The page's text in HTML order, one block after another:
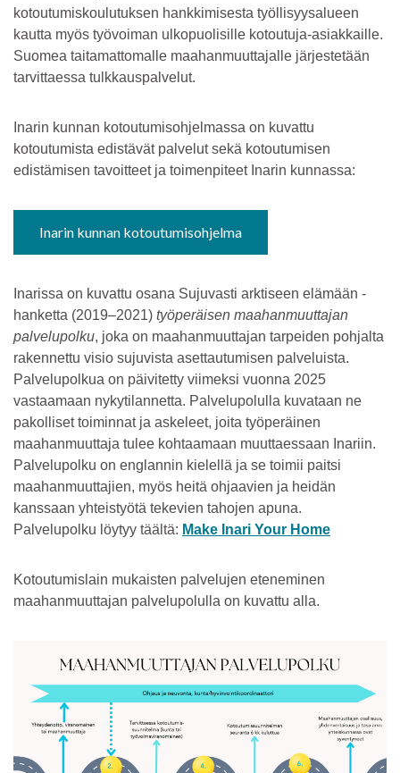
kotoutumiskoulutuksen hankkimisesta työllisyysalueen
kautta myös työvoiman ulkopuolisille kotoutuja-asiakkaille.
Suomea taitamattomalle maahanmuuttajalle järjestetään
tarvittaessa tulkkauspalvelut.
Inarin kunnan kotoutumisohjelmassa on kuvattu
kotoutumista edistävät palvelut sekä kotoutumisen
edistämisen tavoitteet ja toimenpiteet Inarin kunnassa:
Inarin kunnan kotoutumisohjelma
Inarissa on kuvattu osana Sujuvasti arktiseen elämään -
hanketta (2019–2021) työperäisen maahanmuuttajan
palvelupolku, joka on maahanmuuttajan tarpeiden pohjalta
rakennettu visio sujuvista asettautumisen palveluista.
Palvelupolkua on päivitetty viimeksi vuonna 2025
vastaamaan nykytilannetta. Palvelupolulla kuvataan ne
pakolliset toiminnat ja askeleet, joita työperäinen
maahanmuuttaja tulee kohtaamaan muuttaessaan Inariin.
Palvelupolku on englannin kielellä ja se toimii paitsi
maahanmuuttajien, myös heitä ohjaavien ja heidän
kanssaan yhteistyötä tekevien tahojen apuna.
Palvelupolku löytyy täältä: Make Inari Your Home
Kotoutumislain mukaisten palvelujen eteneminen
maahanmuuttajan palvelupolulla on kuvattu alla.